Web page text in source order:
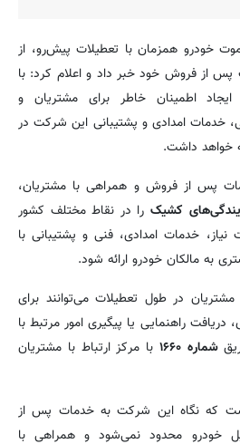
خودرو همزمان با تعطیلات پیش‌رو، از
از فروش خود خبر داد و اعلام کرد: با
اطمینان خاطر برای مشتریان و
خدمات امدادی و پشتیبانی این شرکت در
خواهد داشت.
پس از فروش و همراهی با مشتریان،
کشیک را در نقاط مختلف کشور
خدمات امدادی، فنی و پشتیبانی با
به مالکان خودرو ارائه شود.
در طول تعطیلات می‌توانند برای
راهنمایی یا پیگیری امور مرتبط با
شماره ۱۶۶۰
با مرکز ارتباط با مشتریان
که نگاه این شرکت به خدمات پس از
خودرو محدود نمی‌شود و همراهی با